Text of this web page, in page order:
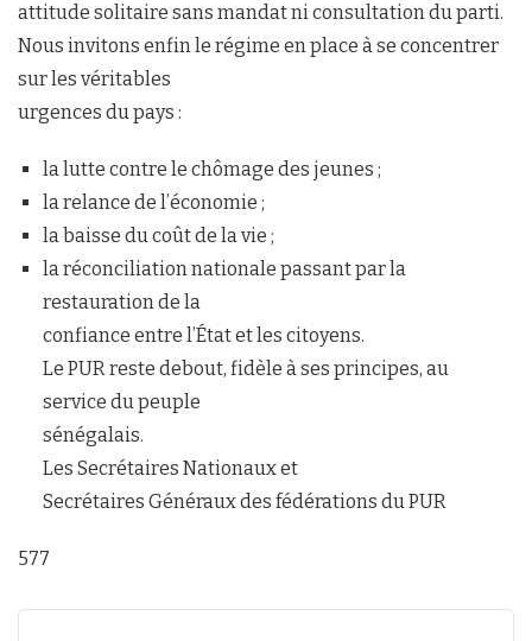
attitude solitaire sans mandat ni consultation du parti.
Nous invitons enfin le régime en place à se concentrer
sur les véritables
urgences du pays :
la lutte contre le chômage des jeunes ;
la relance de l’économie ;
la baisse du coût de la vie ;
la réconciliation nationale passant par la
restauration de la
confiance entre l’État et les citoyens.
Le PUR reste debout, fidèle à ses principes, au
service du peuple
sénégalais.
Les Secrétaires Nationaux et
Secrétaires Généraux des fédérations du PUR
577